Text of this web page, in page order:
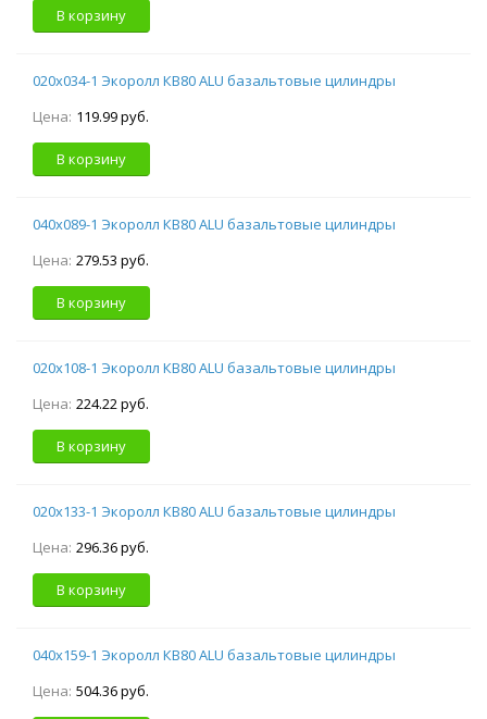
В корзину
020х034-1 Экоролл КВ80 ALU базальтовые цилиндры
Цена: 119.99 руб.
В корзину
040х089-1 Экоролл КВ80 ALU базальтовые цилиндры
Цена: 279.53 руб.
В корзину
020х108-1 Экоролл КВ80 ALU базальтовые цилиндры
Цена: 224.22 руб.
В корзину
020х133-1 Экоролл КВ80 ALU базальтовые цилиндры
Цена: 296.36 руб.
В корзину
040х159-1 Экоролл КВ80 ALU базальтовые цилиндры
Цена: 504.36 руб.